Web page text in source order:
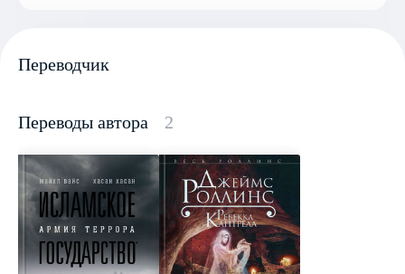
Переводчик
Переводы автора 2